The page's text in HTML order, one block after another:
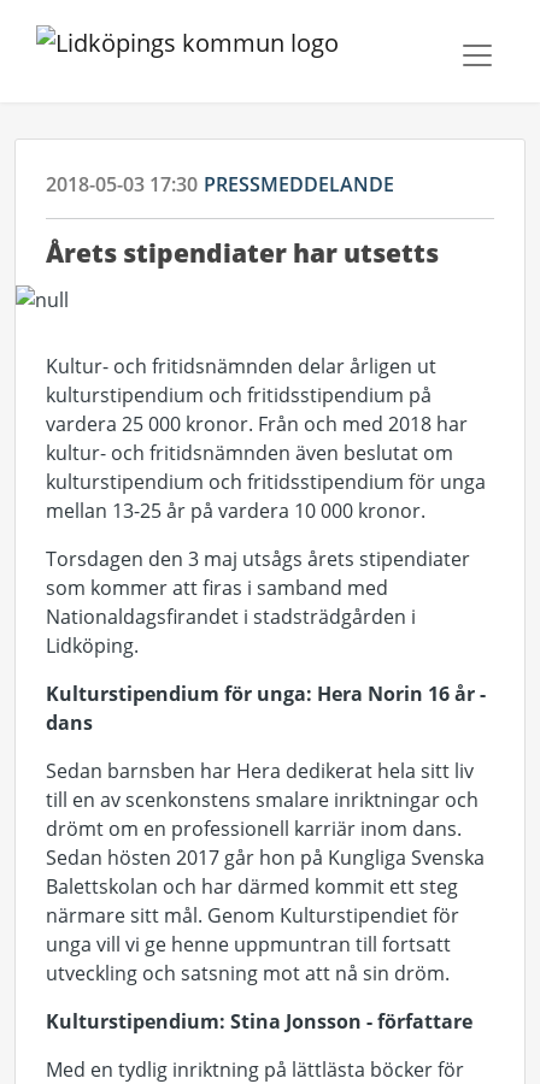
2018-05-03 17:30 PRESSMEDDELANDE
Årets stipendiater har utsetts
Kultur- och fritidsnämnden delar årligen ut
kulturstipendium och fritidsstipendium på
vardera 25 000 kronor. Från och med 2018 har
kultur- och fritidsnämnden även beslutat om
kulturstipendium och fritidsstipendium för unga
mellan 13-25 år på vardera 10 000 kronor.
Torsdagen den 3 maj utsågs årets stipendiater
som kommer att firas i samband med
Nationaldagsfirandet i stadsträdgården i
Lidköping.
Kulturstipendium för unga: Hera Norin 16 år -
dans
Sedan barnsben har Hera dedikerat hela sitt liv
till en av scenkonstens smalare inriktningar och
drömt om en professionell karriär inom dans.
Sedan hösten 2017 går hon på Kungliga Svenska
Balettskolan och har därmed kommit ett steg
närmare sitt mål. Genom Kulturstipendiet för
unga vill vi ge henne uppmuntran till fortsatt
utveckling och satsning mot att nå sin dröm.
Kulturstipendium: Stina Jonsson - författare
Med en tydlig inriktning på lättlästa böcker för